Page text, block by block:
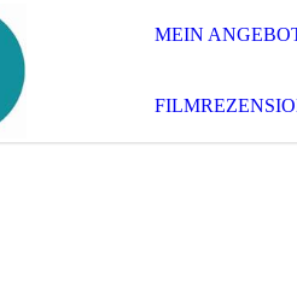
MEIN